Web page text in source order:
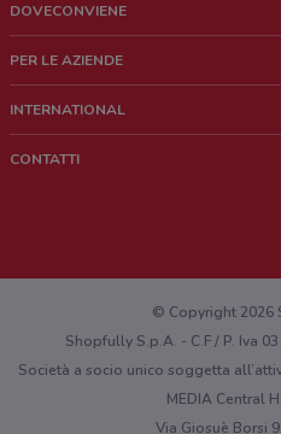
DOVECONVIENE
Chi siamo
Lavora con noi
PER LE AZIENDE
Richieste commerciali e marketing
INTERNATIONAL
CONTATTI
Hai un malfunzionamento sul web o
© Copyright 2026
Shopfully S.p.A. - C.F / P. Iva
Società a socio unico soggetta
MEDIA Central
Via Giosuè Borsi